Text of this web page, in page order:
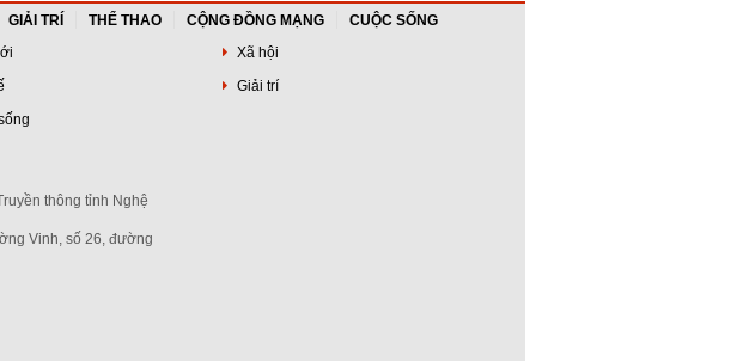
GIẢI TRÍ THỂ THAO CỘNG ĐỒNG MẠNG
CUỘC SỐNG
Xã hội
Giải trí
thông tỉnh Nghệ
Vinh, số 26, đường